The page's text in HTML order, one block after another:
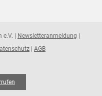
| Newsletteranmeldung
| AGB